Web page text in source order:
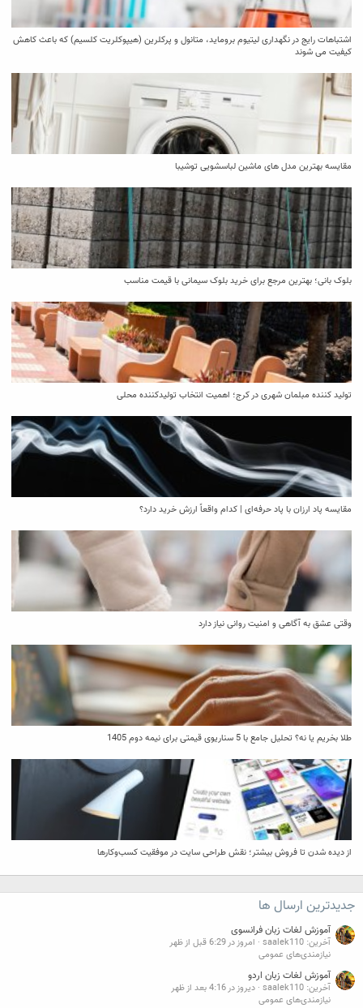
اشتباهات رایج در نگهداری لیتیوم بروماید، متانول و پرکلرین (هیپوکلریت کلسیم) که باعث کاهش
کیفیت می‌ شوند
مقایسه بهترین مدل ‌های ماشین لباسشویی توشیبا
بلوک بانی؛ بهترین مرجع برای خرید بلوک سیمانی با قیمت مناسب
تولید کننده مبلمان شهری در کرج؛ اهمیت انتخاب تولیدکننده محلی
مقایسه پاد ارزان با پاد حرفه‌ای | کدام واقعاً ارزش خرید دارد؟
وقتی عشق به آگاهی و امنیت روانی نیاز دارد
طلا بخریم یا نه؟ تحلیل جامع با 5 سناریوی قیمتی برای نیمه دوم 1405
از دیده شدن تا فروش بیشتر؛ نقش طراحی سایت در موفقیت کسب‌وکارها
جدیدترین ارسال ها
آموزش لغات زبان فرانسوی
آخرین: saalek110
امروز در 6:29 قبل از ظهر
نیازمندی‌های عمومی
آموزش لغات زبان اردو
آخرین: saalek110
دیروز در 4:16 بعد از ظهر
نیازمندی‌های عمومی